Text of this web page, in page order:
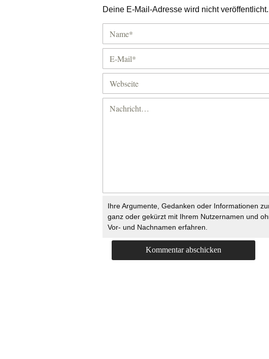
Deine E-Mail-Adresse wird nicht veröffentlicht.
Ihre Argumente, Gedanken oder Informationen
ganz oder gekürzt mit Ihrem Nutzernamen und
Vor- und Nachnamen erfahren.